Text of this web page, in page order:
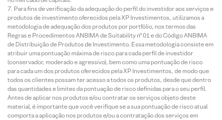
Para fins de verificação da adequação do perfil do investidor aos serviços e
produtos de investimento oferecidos pela XP Investimentos, utilizamos a
metodologia de adequação dos produtos por portfólio, nos termos das
Regras e Procedimentos ANBIMA de Suitability nº 01 e do Código ANBIMA
de Distribuição de Produtos de Investimento. Essa metodologia consiste em
atribuir uma pontuação máxima de risco para cada perfil de investidor
(conservador, moderado e agressivo), bem como uma pontuação de risco
para cada um dos produtos oferecidos pela XP Investimentos, de modo que
todos os clientes possam ter acesso a todos os produtos, desde que dentro
das quantidades e limites da pontuação de risco definidas para o seu perfil.
Antes de aplicar nos produtos e/ou contratar os serviços objeto deste
material, é importante que você verifique se a sua pontuação de risco atual
comporta a aplicação nos produtos e/ou a contratação dos serviços em